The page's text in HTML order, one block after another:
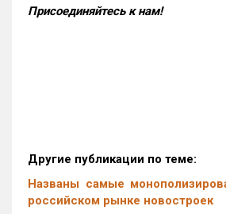
Присоединяйтесь к нам!
Другие публикации по теме:
Названы самые
российском рынке новостроек